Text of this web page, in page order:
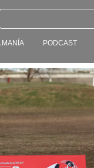
MANÍA PODCAST